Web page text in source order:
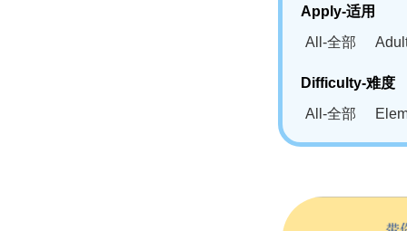
Bahasa
Swahili(SW)-
Apply-适用
All-全部
Difficulty-难度
All-全部